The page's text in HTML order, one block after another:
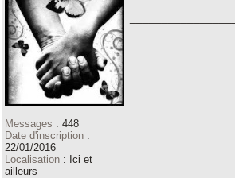
Messages : 448
Date d'inscription:
22/01/2016
Localisation: Ici et
ailleurs